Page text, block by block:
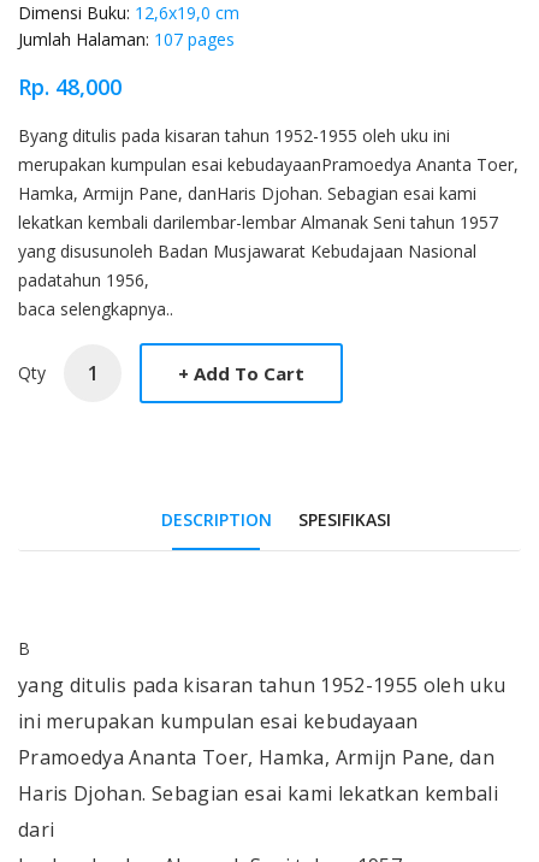
Dimensi Buku: 12,6x19,0 cm
Jumlah Halaman: 107 pages
Rp. 48,000
Product Overview
Byang ditulis pada kisaran tahun 1952-1955 oleh uku ini
merupakan kumpulan esai kebudayaanPramoedya Ananta Toer,
Hamka, Armijn Pane, danHaris Djohan. Sebagian esai kami
lekatkan kembali darilembar-lembar Almanak Seni tahun 1957
yang disusunoleh Badan Musjawarat Kebudajaan Nasional
padatahun 1956,
baca selengkapnya..
Qty
DESCRIPTION SPESIFIKASI
Tab Article
B
yang ditulis pada kisaran tahun 1952-1955 oleh uku
ini merupakan kumpulan esai kebudayaan
Pramoedya Ananta Toer, Hamka, Armijn Pane, dan
Haris Djohan. Sebagian esai kami lekatkan kembali
dari